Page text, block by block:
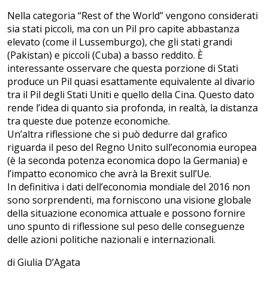
Nella categoria “Rest of the World” vengono considerati
sia stati piccoli, ma con un Pil pro capite abbastanza
elevato (come il Lussemburgo), che gli stati grandi
(Pakistan) e piccoli (Cuba) a basso reddito. È
interessante osservare che questa porzione di Stati
produce un Pil quasi esattamente equivalente al divario
tra il Pil degli Stati Uniti e quello della Cina. Questo dato
rende l’idea di quanto sia profonda, in realtà, la distanza
tra queste due potenze economiche.
Un’altra riflessione che si può dedurre dal grafico
riguarda il peso del Regno Unito sull’economia europea
(è la seconda potenza economica dopo la Germania) e
l’impatto economico che avrà la Brexit sull’Ue.
In definitiva i dati dell’economia mondiale del 2016 non
sono sorprendenti, ma forniscono una visione globale
della situazione economica attuale e possono fornire
uno spunto di riflessione sul peso delle conseguenze
delle azioni politiche nazionali e internazionali.
di Giulia D’Agata